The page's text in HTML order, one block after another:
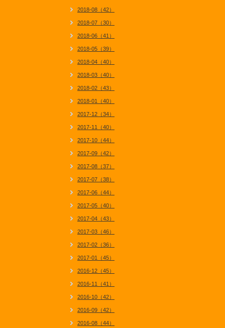
2018-08（42）
2018-07（30）
2018-06（41）
2018-05（39）
2018-04（40）
2018-03（40）
2018-02（43）
2018-01（40）
2017-12（34）
2017-11（40）
2017-10（44）
2017-09（42）
2017-08（37）
2017-07（38）
2017-06（44）
2017-05（40）
2017-04（43）
2017-03（46）
2017-02（36）
2017-01（45）
2016-12（45）
2016-11（41）
2016-10（42）
2016-09（42）
2016-08（44）